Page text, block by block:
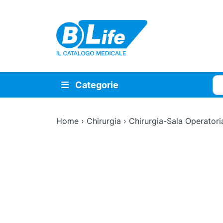
Vai al contenuto principale
Categorie
Home› Chirurgia › Chirurgia-Sala